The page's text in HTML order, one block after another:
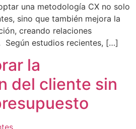
una metodología CX no solo
sino que también mejora la
creando relaciones
Según estudios recientes, […]
la
del cliente sin